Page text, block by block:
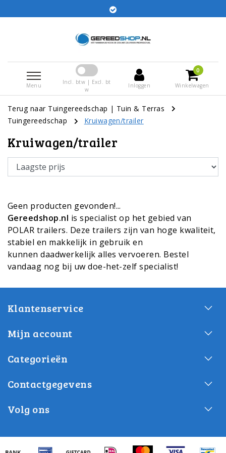
Menu
Incl. btw | Excl. bt
w
Inloggen
0
Winkelwagen
Terug naar Tuingereedschap | Tuin & Terras
Tuingereedschap
Kruiwagen/trailer
Kruiwagen/trailer
Geen producten gevonden!...
Gereedshop.nl is specialist op het gebied van
POLAR trailers. Deze trailers zijn van hoge kwaliteit,
stabiel en makkelijk in gebruik en
kunnen daadwerkelijk alles vervoeren. Bestel
vandaag nog bij uw doe-het-zelf specialist!
Klantenservice
Mijn account
Categorieën
Contactgegevens
Volg ons